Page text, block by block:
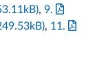
,9.
, 11.